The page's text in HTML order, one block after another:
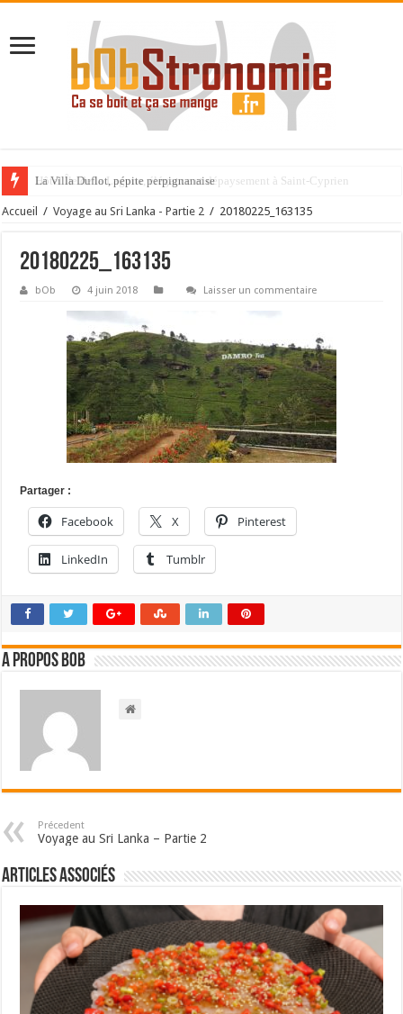
La Villa Duflot, pépite perpignanaise
Accueil / Voyage au Sri Lanka - Partie 2 / 20180225_163135
20180225_163135
bOb 4 juin 2018 Laisser un commentaire
Partager :
Facebook X Pinterest
LinkedIn Tumblr
A propos bOb
Précedent
Voyage au Sri Lanka – Partie 2
Articles associés